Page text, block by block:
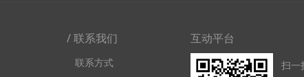
/ 联系我们
联系方式
互动平台
扫一